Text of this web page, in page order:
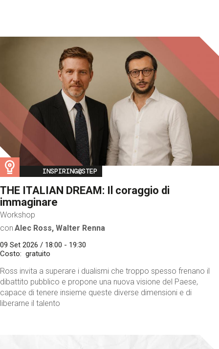
Image
INSPIRING@STEP
THE ITALIAN DREAM: Il coraggio di
immaginare
Workshop
con Alec Ross, Walter Renna
09 Set 2026 / 18:00 - 19:30
Costo
gratuito
Ross invita a superare i dualismi che troppo spesso frenano il
dibattito pubblico e propone una nuova visione del Paese,
capace di tenere insieme queste diverse dimensioni e di
liberarne il talento